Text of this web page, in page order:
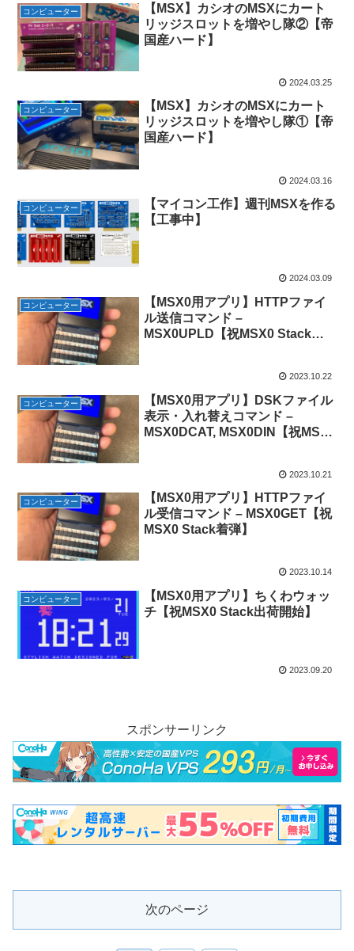
コンピューター
【MSX】カシオのMSXにカート
リッジスロットを増やし隊②【帝
国産ハード】
2024.03.25
コンピューター
【MSX】カシオのMSXにカート
リッジスロットを増やし隊①【帝
国産ハード】
2024.03.16
コンピューター
【マイコン工作】週刊MSXを作る
【工事中】
2024.03.09
コンピューター
【MSX0用アプリ】HTTPファイ
ル送信コマンド –
MSX0UPLD【祝MSX0 Stack着
2023.10.22
コンピューター
【MSX0用アプリ】DSKファイル
表示・入れ替えコマンド –
MSX0DCAT, MSX0DIN【祝MSX0
2023.10.21
コンピューター
【MSX0用アプリ】HTTPファイ
ル受信コマンド – MSX0GET【祝
MSX0 Stack着弾】
2023.10.14
コンピューター
【MSX0用アプリ】ちくわウォッ
チ【祝MSX0 Stack出荷開始】
2023.09.20
スポンサーリンク
次のページ